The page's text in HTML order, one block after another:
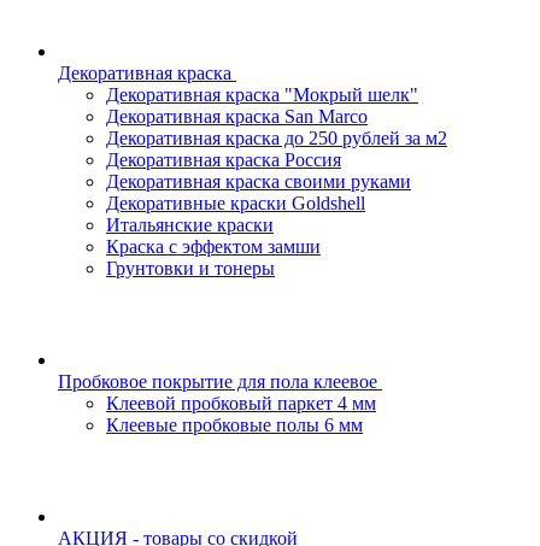
Декоративная краска
Декоративная краска "Мокрый шелк"
Декоративная краска San Marco
Декоративная краска до 250 рублей за м2
Декоративная краска Россия
Декоративная краска своими руками
Декоративные краски Goldshell
Итальянские краски
Краска с эффектом замши
Грунтовки и тонеры
Пробковое покрытие для пола клеевое
Клеевой пробковый паркет 4 мм
Клеевые пробковые полы 6 мм
АКЦИЯ - товары со скидкой